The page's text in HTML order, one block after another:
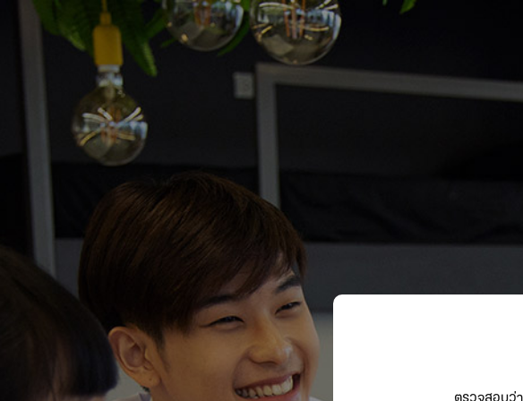
ตรวจสอบว่